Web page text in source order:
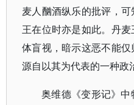
麦人酗酒纵乐的批评，
王在位时亦是如此。丹
体盲视，暗示这恶不能
源自以其为代表的一种政
奥维德《变形记》